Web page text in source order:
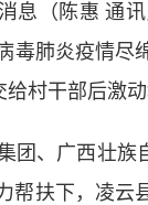
（陈惠 通讯
毒肺炎疫情尽
村干部后激动
、广西壮族
扶下，凌云